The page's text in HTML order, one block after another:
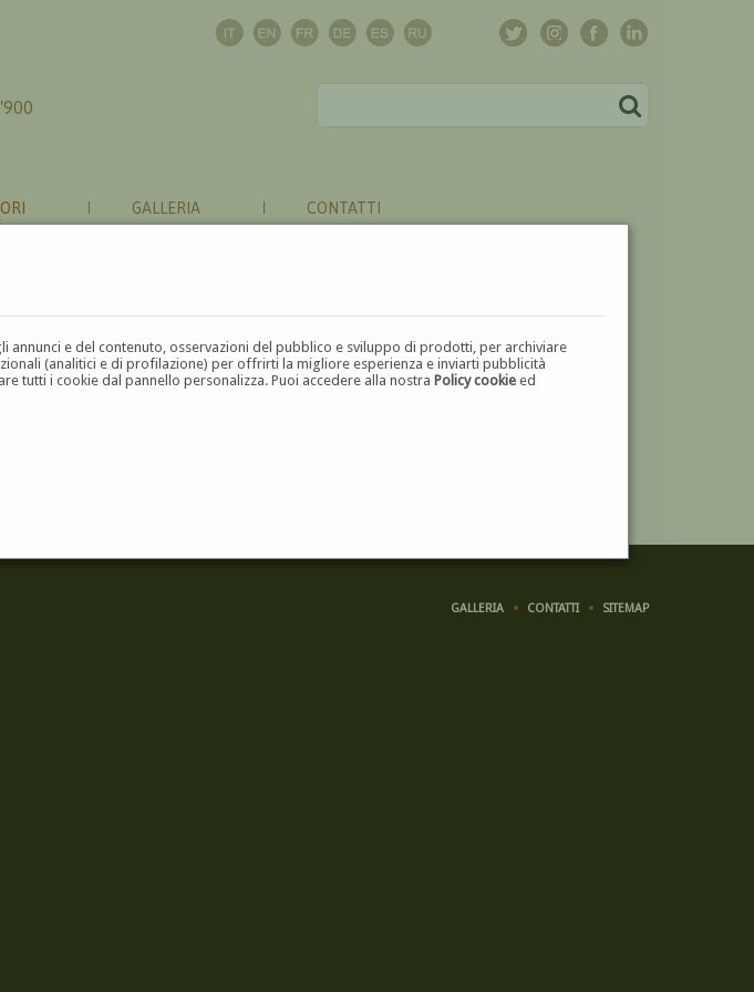
e del contenuto, osservazioni del pubblico e sviluppo di prodotti, per archiviare
(analitici e di profilazione) per offrirti la migliore esperienza e inviarti pubblicità
tutti i cookie dal pannello personalizza. Puoi accedere alla nostraPolicy cookie ed
GALLERIA CONTATTI
N O P Q R S T U V W X Y Z ⬅
GALLERIA CONTATTI SITEMAP